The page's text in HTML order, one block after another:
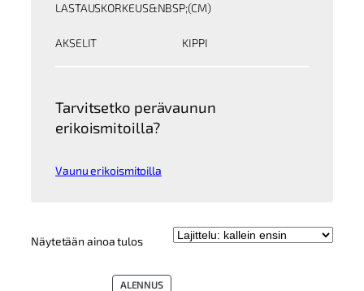
LASTAUSKORKEUS&NBSP;(CM)
AKSELIT KIPPI
Tarvitsetko perävaunun
erikoismitoilla?
Vaunu erikoismitoilla
Näytetään ainoa tulos
ALENNUSTUOTE